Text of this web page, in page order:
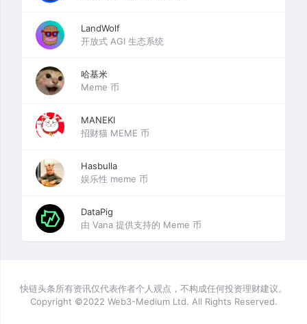
LandWolf
开放式 AGI 生态系统
哈基米
Meme 币
MANEKI
招财猫 MEME 币
Hasbulla
娱乐性 meme 币
DataPig
由 Vana 提供支持的 Meme 币
快链头条所有资讯仅代表作者个人观点，不构成任何投资理财建议。
Copyright ©2022 Web3-Medium Ltd. All Rights Reserved.